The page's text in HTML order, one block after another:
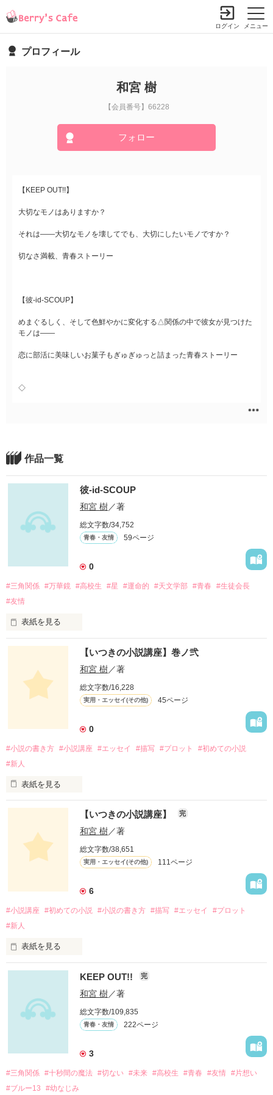
メニュー
ログイン
プロフィール
和宮 樹
【会員番号】66228
フォロー
【KEEP OUT!!】
大切なモノはありますか？
それは――大切なモノを壊してでも、大切にしたいモノですか？
切なさ満載、青春ストーリー
【彼-id-SCOUP】
めまぐるしく、そして色鮮やかに変化する△関係の中で彼女が見つけた
モノは――
恋に部活に美味しいお菓子もぎゅぎゅっと詰まった青春ストーリー
◇
作品一覧
彼-id-SCOUP
和宮 樹／著
総文字数/34,752
青春・友情 59ページ
0
#三角関係 #万華鏡 #高校生 #星 #運命的 #天文学部 #青春
#生徒会長
#友情
表紙を見る
▽▽
彼が視界に入るたび
鮮やかに輝いた
作品を読む
【いつきの小説講座】巻ノ弐
和宮 樹／著
総文字数/16,228
実用・エッセイ(その他) 45ページ
0
#小説の書き方 #小説講座 #エッセイ #描写 #プロット
#初めての小説
#新人
表紙を見る
小説ってどうやって書くの？
そこから一歩進んで
小説ってどうやったら上達するの？
──【いつきの小説講座】──
＊第弐巻＊
お暇潰しにお茶うけ代わりにでも
どうぞ……
作品を読む
【いつきの小説講座】 完
和宮 樹／著
総文字数/38,651
実用・エッセイ(その他) 111ページ
6
#小説講座 #初めての小説 #小説の書き方 #描写 #エッセイ
#プロット
#新人
表紙を見る
小説を書くなら知っておきたい。
小説の基本的な書き方や注意点などをいつきの個人的な意見や
具体例などを交えつつご紹介。
参考になるかどうかは……さて、どうでしょう？
いつきが執筆した小説の登場人物たちもゲスト出演しますよ。
* Special thanks *
KEEP OUT!! 完
和宮 樹／著
総文字数/109,835
青春・友情 222ページ
3
#三角関係 #十秒間の魔法 #切ない #未来 #高校生 #青春 #友情 #片想い
#ブルー13
#幼なじみ